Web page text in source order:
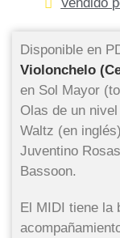
Disponible en
Violonchelo
en Sol Mayor
Olas de un
Waltz (en
Juventino
Bassoon.
El MIDI tiene la